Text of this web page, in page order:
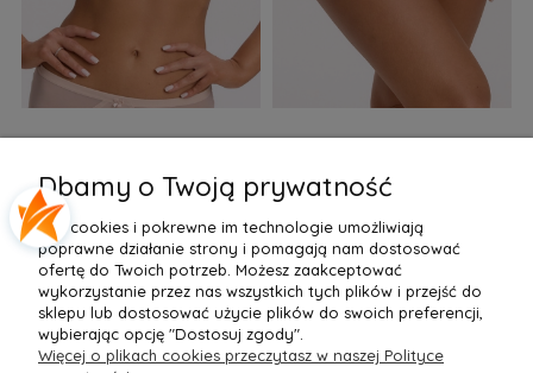
155,99 zł
Do Koszyka »
77,99 zł
Do Koszyka »
POMOC
Dbamy o Twoją prywatność
Pliki cookies i pokrewne im technologie umożliwiają
poprawne działanie strony i pomagają nam dostosować
ofertę do Twoich potrzeb. Możesz zaakceptować
wykorzystanie przez nas wszystkich tych plików i przejść do
sklepu lub dostosować użycie plików do swoich preferencji,
wybierając opcję "Dostosuj zgody".
Więcej o plikach cookies przeczytasz w naszej Polityce